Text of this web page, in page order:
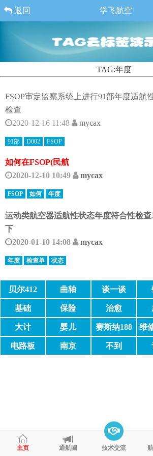
返回 学飞航空
TAG:年度
FSOP审定监察系统上进行91部年度适航
检查
2020-12-16 11:48
mycax
91部 D002 FSOP
如何在FSOP(民航
2020-12-10 10:49
mycax
FSOP 如何 年度
运动类航空器适航性状态年度符合性检查
下
2020-01-10 14:08
mycax
年度 检查单 状态
贝尔412 曲轴 谈一谈
基础 保险 治愈
大计 婴儿 赛斯纳188 维
电路板 南京 不到
主页 通航圈 技术交流